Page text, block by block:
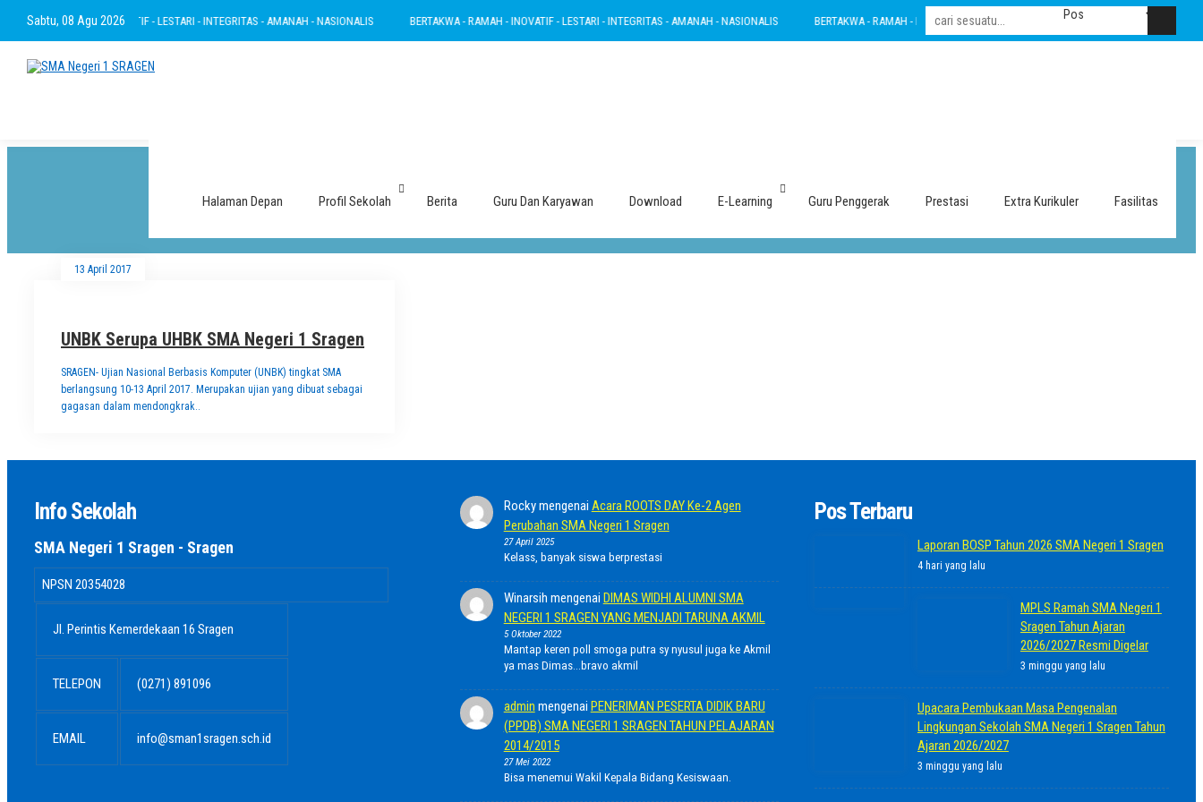
Sabtu, 08 Agu 2026
- RAMAH - INOVATIF - LESTARI - INTEGRITAS - AMANAH - NASIONALIS BERTAKWA - RAMAH - INOVATIF - LESTARI - INTEGRITAS - AMANAH - NASIONALIS BERTAKWA - RAMAH - INOVATIF - LESTARI - INTEGRITAS - AMANAH - NASIONALIS
Halaman Depan Profil Sekolah Berita Guru Dan Karyawan Download E-Learning Guru Penggerak Prestasi Extra Kurikuler Fasilitas
Tag : UNBK
13 April 2017
UNBK Serupa UHBK SMA Negeri 1 Sragen
SRAGEN- Ujian Nasional Berbasis Komputer (UNBK) tingkat SMA
berlangsung 10-13 April 2017. Merupakan ujian yang dibuat sebagai
gagasan dalam mendongkrak..
Info Sekolah
SMA Negeri 1 Sragen - Sragen
NPSN 20354028
Jl. Perintis Kemerdekaan 16 Sragen
TELEPON (0271) 891096
EMAIL info@sman1sragen.sch.id
Rockymengenai Acara ROOTS DAY Ke-2 Agen
Perubahan SMA Negeri 1 Sragen
27 April 2025
Kelass, banyak siswa berprestasi
Winarsih mengenai DIMAS WIDHI ALUMNI SMA
NEGERI 1 SRAGEN YANG MENJADI TARUNA AKMIL
5 Oktober 2022
Mantap keren poll smoga putra sy nyusul juga ke Akmil
ya mas Dimas...bravo akmil
admin mengenai PENERIMAN PESERTA DIDIK BARU
(PPDB) SMA NEGERI 1 SRAGEN TAHUN PELAJARAN
2014/2015
27 Mei 2022
Bisa menemui Wakil Kepala Bidang Kesiswaan.
Pos Terbaru
Laporan BOSP Tahun 2026 SMA Negeri 1 Sragen
4 hari yang lalu
MPLS Ramah SMA Negeri 1
Sragen Tahun Ajaran
2026/2027 Resmi Digelar
3 minggu yang lalu
Upacara Pembukaan Masa Pengenalan
Lingkungan Sekolah SMA Negeri 1 Sragen Tahun
Ajaran 2026/2027
3 minggu yang lalu